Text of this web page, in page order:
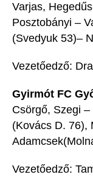
Varjas,
Posztobányi –
(Svedyuk 53)–
Vezetőedző:
Gyirmót FC
Csörgő, Szegi –
(Kovács D. 76),
Adamcsek
Vezetőedző: